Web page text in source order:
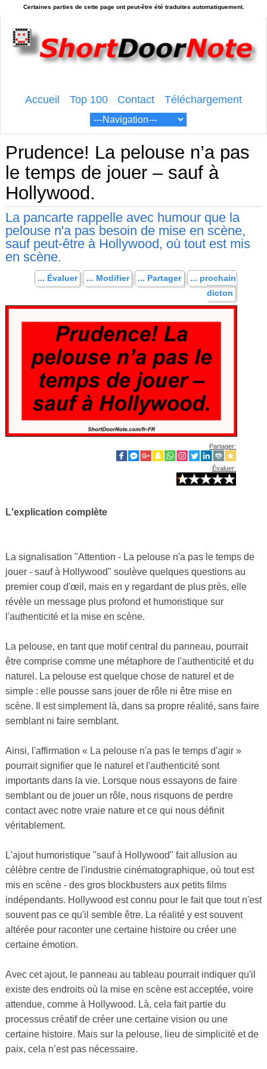
Accueil Top 100 Contact Téléchargement
Prudence! La pelouse n’a pas
le temps de jouer – sauf à
Hollywood.
La pancarte rappelle avec humour que la
pelouse n'a pas besoin de mise en scène,
sauf peut-être à Hollywood, où tout est mis
en scène.
... Évaluer ... Modifier ... Partager
... prochain
dicton
Partager:
Évaluer:
L'explication complète
La signalisation "Attention - La pelouse n'a pas le temps de
jouer - sauf à Hollywood" soulève quelques questions au
premier coup d'œil, mais en y regardant de plus près, elle
révèle un message plus profond et humoristique sur
l'authenticité et la mise en scène.
La pelouse, en tant que motif central du panneau, pourrait
être comprise comme une métaphore de l'authenticité et du
naturel. La pelouse est quelque chose de naturel et de
simple : elle pousse sans jouer de rôle ni être mise en
scène. Il est simplement là, dans sa propre réalité, sans faire
semblant ni faire semblant.
Ainsi, l'affirmation « La pelouse n'a pas le temps d'agir »
pourrait signifier que le naturel et l'authenticité sont
importants dans la vie. Lorsque nous essayons de faire
semblant ou de jouer un rôle, nous risquons de perdre
contact avec notre vraie nature et ce qui nous définit
véritablement.
L'ajout humoristique "sauf à Hollywood" fait allusion au
célèbre centre de l'industrie cinématographique, où tout est
mis en scène - des gros blockbusters aux petits films
indépendants. Hollywood est connu pour le fait que tout n'est
souvent pas ce qu'il semble être. La réalité y est souvent
altérée pour raconter une certaine histoire ou créer une
certaine émotion.
Avec cet ajout, le panneau au tableau pourrait indiquer qu'il
existe des endroits où la mise en scène est acceptée, voire
attendue, comme à Hollywood. Là, cela fait partie du
processus créatif de créer une certaine vision ou une
certaine histoire. Mais sur la pelouse, lieu de simplicité et de
paix, cela n’est pas nécessaire.